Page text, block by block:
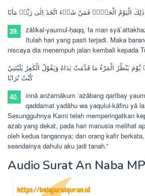
ذٰلِكَ الْيَوْمُ الْحَقُّۚ فَمَنْ شَاۤءَ اتَّخَذَ اِلٰى رَبِّهٖ مَاٰبًا
39.
żālikal-yaumul-ḥaqq, fa man
Itulah hari yang pasti terjadi. Maka
niscaya dia menempuh jalan kembali kepada
يَّوْمَ يَنْظُرُ الْمَرْءُ مَا قَدَّمَتْ يَدَاهُ وَيَقُوْلُ الْكٰفِرُ يٰلَيْتَنِيْ
كُنْتُ تُرَابًا
40.
innā anżarnākum ‘ażābang qarībay
qaddamat yadāhu wa yaqụlul-kāfiru yā
Sesungguhnya Kami telah memperingatkan
azab yang dekat, pada hari manusia melihat
oleh kedua tangannya; dan orang kafir
seandainya dahulu aku jadi tanah.”
Audio Surat An Naba